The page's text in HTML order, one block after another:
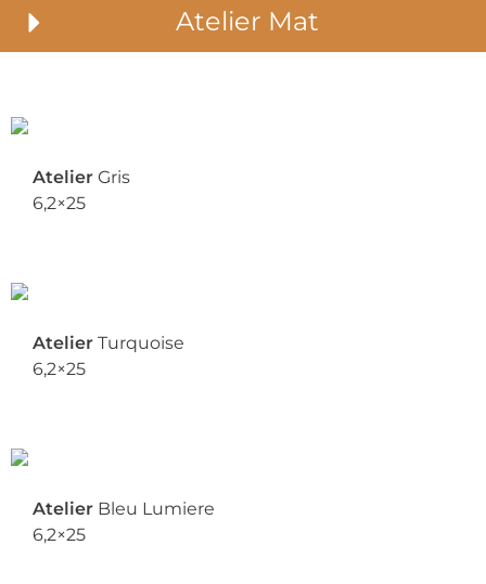
Atelier Mat
Atelier Gris
6,2×25
Atelier Turquoise
6,2×25
Atelier Bleu Lumiere
6,2×25